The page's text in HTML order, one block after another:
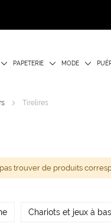
PAPETERIE MODE
Tirelires
trouver de produits
Chariots et jeux à